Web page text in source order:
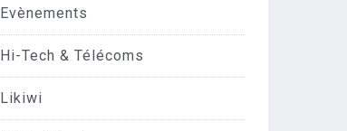
Evènements
Hi-Tech & Télécoms
Likiwi